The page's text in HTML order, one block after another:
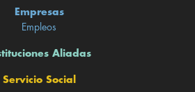
Empresas
Empleos
Aliadas
Servicio Social